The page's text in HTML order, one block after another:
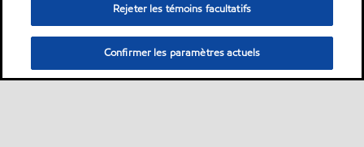
Rejeter les témoins facultatifs
Confirmer les paramètres actuels